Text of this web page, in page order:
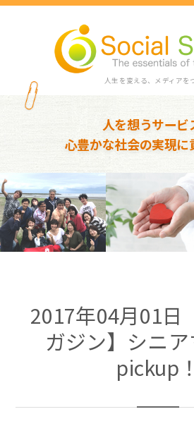
人生を変える、メディアを
人を想うサービ
心豊かな社会の実現に
2017年04月01日
ガジン】シニ
pickup！